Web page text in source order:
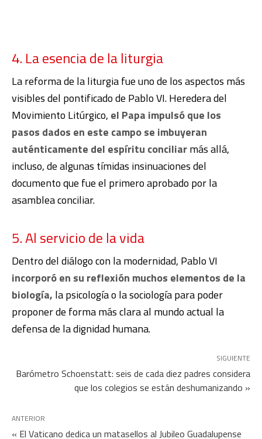
4. La esencia de la liturgia
La reforma de la liturgia fue uno de los aspectos más
visibles del pontificado de Pablo VI. Heredera del
Movimiento Litúrgico, el Papa impulsó que los
pasos dados en este campo se imbuyeran
auténticamente del espíritu conciliarmás allá,
incluso, de algunas tímidas insinuaciones del
documento que fue el primero aprobado por la
asamblea conciliar.
5. Al servicio de la vida
Dentro del diálogo con la modernidad, Pablo VI
incorporó en su reflexión muchos elementos de la
biología, la psicología o la sociología para poder
proponer de forma más clara al mundo actual la
defensa de la dignidad humana.
SIGUIENTE
Barómetro Schoenstatt: seis de cada diez padres considera
que los colegios se están deshumanizando »
ANTERIOR
« El Vaticano dedica un matasellos al Jubileo Guadalupense